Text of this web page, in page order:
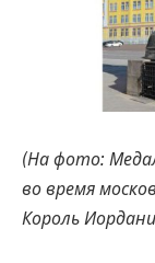
(На фото:
во время
Король